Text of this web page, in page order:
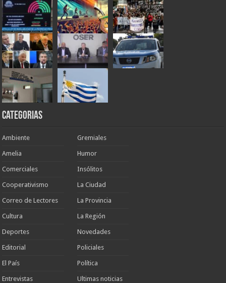
Categorias
Ambiente
Amelia
Comerciales
Cooperativismo
Correo de Lectores
Cultura
Deportes
Editorial
El País
Entrevistas
Gremiales
Humor
Insólitos
La Ciudad
La Provincia
La Región
Novedades
Policiales
Política
Ultimas noticias